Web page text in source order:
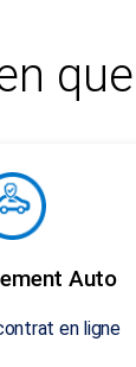
Auto
en ligne